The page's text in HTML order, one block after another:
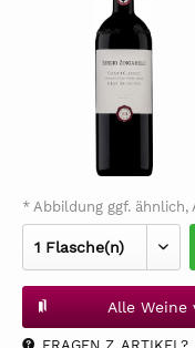
* Abbildung ggf.
Alle Weine